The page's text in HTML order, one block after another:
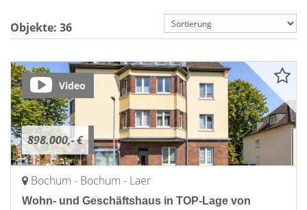
Objekte: 36
898.000,- €
Video
Bochum - Bochum - Laer
Wohn- und Geschäftshaus in TOP-Lage von